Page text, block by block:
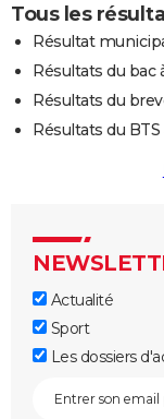
Tous les
Résultat
Résultats du bac
Résultats du
Résultats du
Actualité
Sport
Les dossiers